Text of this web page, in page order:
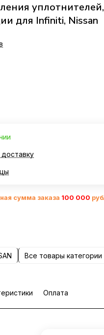
уплотнителей,
для Infiniti, Nissan
сумма заказа 100 000
Все товары категории
Оплата